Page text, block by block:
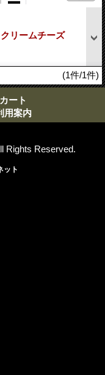
リームチーズ
(1件/1件)
ート
用案内
Rights Reserved.
ット